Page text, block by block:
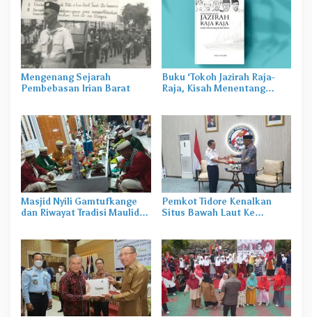
Mengenang Sejarah
Pembebasan Irian Barat
Buku ‘Tokoh Jazirah Raja-
Raja, Kisah Menentang
Masjid Nyili Gamtufkange
dan Riwayat Tradisi Maulid
Pemkot Tidore Kenalkan
Situs Bawah Laut Ke